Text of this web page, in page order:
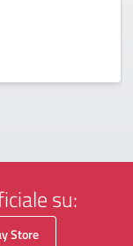
su:
Store